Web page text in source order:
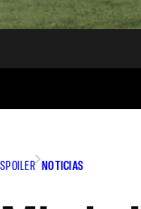
SPOILER NOTICIAS